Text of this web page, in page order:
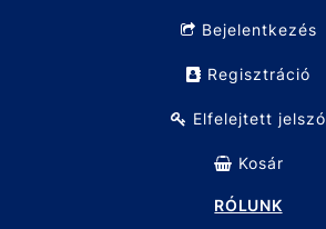
Bejelentkezés
Regisztráció
Elfelejtett jelszó
Kosár
RÓLUNK